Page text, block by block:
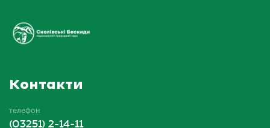
Контакти
телефон
(03251) 2-14-11